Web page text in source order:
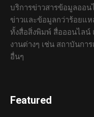
บริการข่าวสารข้อมูลออ
ข่าวและข้อมูลกว่าร้อยแห
ทั้งสื่อสิ่งพิมพ์ สื่อออนไลน์
งานต่างๆ เช่น สถาบันกา
อื่นๆ
Featured